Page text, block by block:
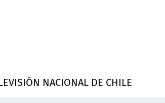
NACIONAL DE CHILE